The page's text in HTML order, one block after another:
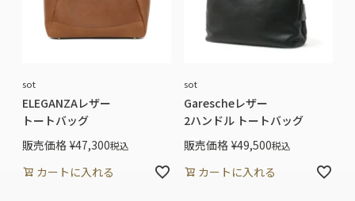
sot
ELEGANZAレザー
トートバッグ
販売価格 ¥47,300税込
カートに入れる
sot
Garescheレザー
2ハンドル トートバッグ
販売価格 ¥49,500税込
カートに入れる